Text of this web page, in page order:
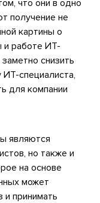
что они в одно
получение не
картины о
и работе ИТ-
снизить
специалиста,
для компании
являются
но также и
на основе
может
и принимать